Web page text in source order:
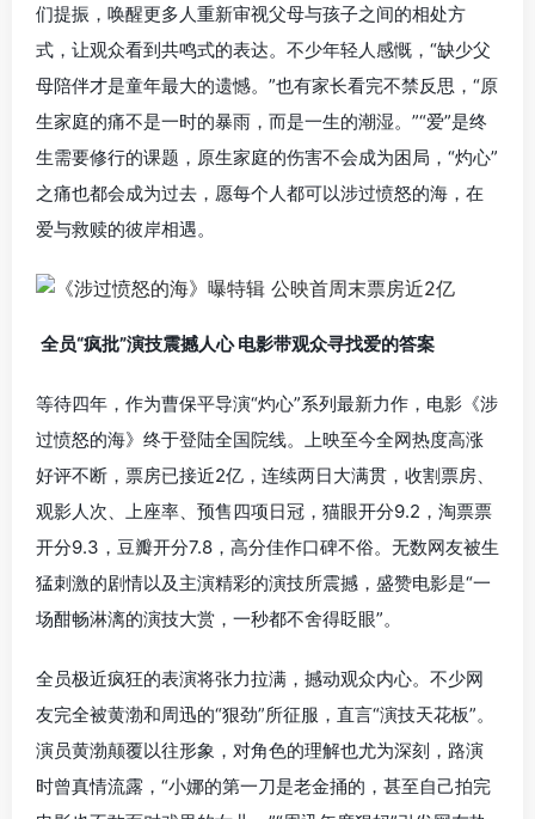
们提振，唤醒更多人重新审视父母与孩子之间的相处方
式，让观众看到共鸣式的表达。不少年轻人感慨，“缺少父
母陪伴才是童年最大的遗憾。”也有家长看完不禁反思，“原
生家庭的痛不是一时的暴雨，而是一生的潮湿。”“爱”是终
生需要修行的课题，原生家庭的伤害不会成为困局，“灼心”
之痛也都会成为过去，愿每个人都可以涉过愤怒的海，在
爱与救赎的彼岸相遇。
全员“疯批”演技震撼人心 电影带观众寻找爱的答案
等待四年，作为曹保平导演“灼心”系列最新力作，电影《涉
过愤怒的海》终于登陆全国院线。上映至今全网热度高涨
好评不断，票房已接近2亿，连续两日大满贯，收割票房、
观影人次、上座率、预售四项日冠，猫眼开分9.2，淘票票
开分9.3，豆瓣开分7.8，高分佳作口碑不俗。无数网友被生
猛刺激的剧情以及主演精彩的演技所震撼，盛赞电影是“一
场酣畅淋漓的演技大赏，一秒都不舍得眨眼”。
全员极近疯狂的表演将张力拉满，撼动观众内心。不少网
友完全被黄渤和周迅的“狠劲”所征服，直言“演技天花板”。
演员黄渤颠覆以往形象，对角色的理解也尤为深刻，路演
时曾真情流露，“小娜的第一刀是老金捅的，甚至自己拍完